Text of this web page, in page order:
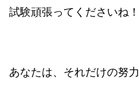
試験頑張ってくださいね！
あなたは、それだけの努